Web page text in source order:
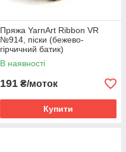
Пряжа YarnArt Ribbon VR
№914, піски (бежево-
гірчичний батик)
В наявності
191 ₴/моток
Купити